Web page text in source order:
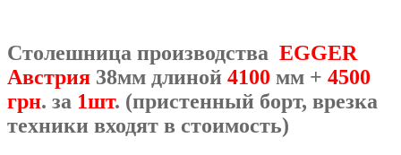
Столешница производства EGGER
Австрия 38мм длиной 4100 мм + 4500
грн. за 1шт. (пристенный борт, врезка
техники входят в стоимость)